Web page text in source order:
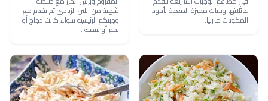
عائلاتها وجبات مميزة المعدة بأجود
المكونات منزليا.
شهية من اللبن الزبادي ثم يقدم مع
وجبتكم الرئيسية سواء كانت دجاج أو
لحم أو سمك .